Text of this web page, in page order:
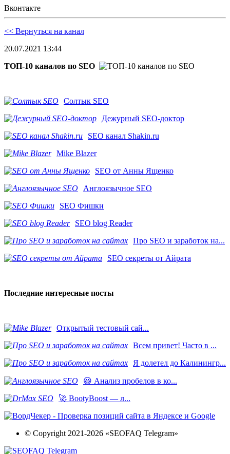
Вконтакте
<< Вернуться на канал
20.07.2021 13:44
ТОП-10 каналов по SEO
Солтык SEO
Дежурный SEO-доктор
SEO канал Shakin.ru
Mike Blazer
SEO от Анны Ященко
Англоязычное SEO
SEO Фишки
SEO blog Reader
Про SEO и заработок на...
SEO секреты от Айрата
Последние интересные посты
​Открытый тестовый сай...
Всем привет! Часто в ...
Я долетел до Калинингр...
😃 Анализ пробелов в ко...
🚀 BootyBoost — л...
© Copyright 2021-2026 «SEOFAQ Telegram»